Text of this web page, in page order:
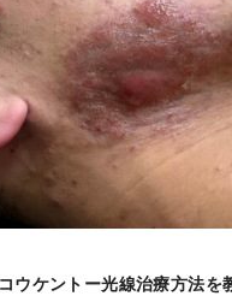
ウケントー光線治療方法を